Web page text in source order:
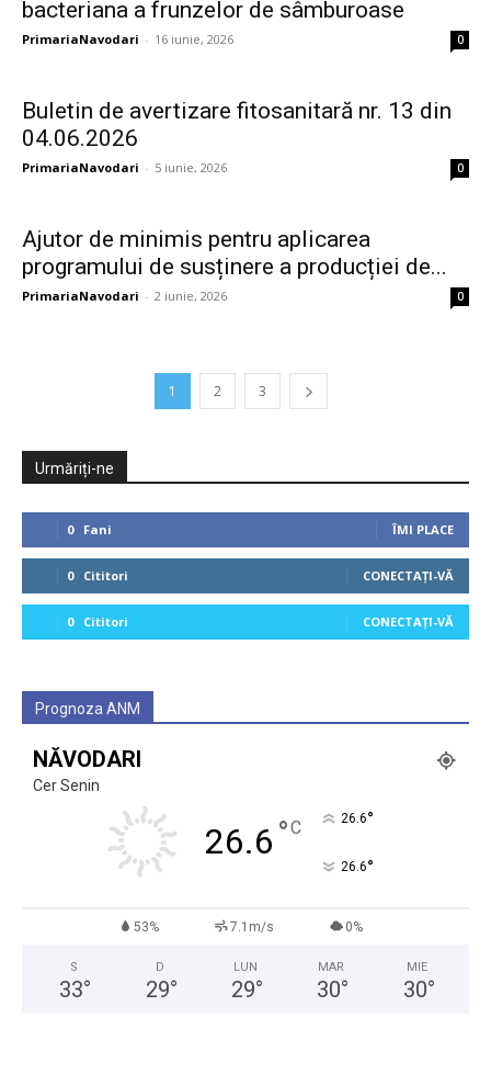
bacteriana a frunzelor de sâmburoase
PrimariaNavodari - 16 iunie, 2026 0
Buletin de avertizare fitosanitară nr. 13 din
04.06.2026
PrimariaNavodari - 5 iunie, 2026 0
Ajutor de minimis pentru aplicarea
programului de susținere a producției de...
PrimariaNavodari - 2 iunie, 2026 0
1 2 3
Urmăriți-ne
0 Fani ÎMI PLACE
0 Cititori CONECTAȚI-VĂ
0 Cititori CONECTAȚI-VĂ
Prognoza ANM
NĂVODARI
Cer Senin
26.6 °C 26.6°
26.6°
53% 7.1m/s 0%
S
33°
D
29°
LUN
29°
MAR
30°
MIE
30°